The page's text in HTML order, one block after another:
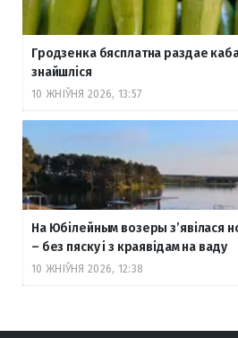
Гродзенка бясплатна раздае
знайшліся
10 ЖНІЎНЯ 2026, 13:57
На Юбілейным возеры з’явілася
– без пяску і з краявідам на ваду
10 ЖНІЎНЯ 2026, 12:38